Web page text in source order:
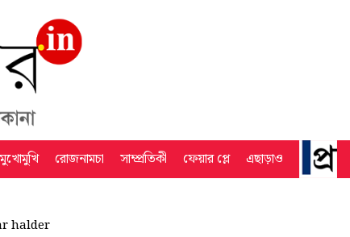
মুখোমুখি রোজনামচা সাম্প্রতিকী ফেয়ার প্লে এছাড়াও
halder